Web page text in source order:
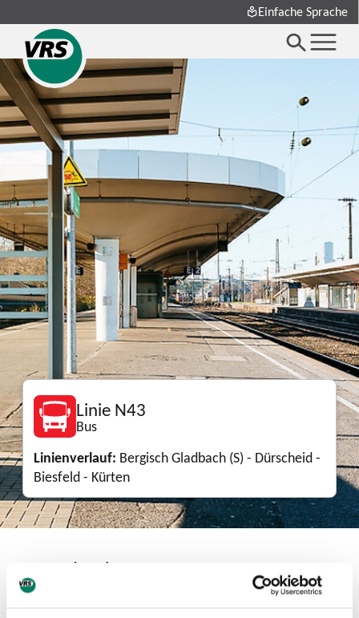
Einfache Sprache
Linie N43
Bus
Linienverlauf: Bergisch Gladbach (S) - Dürscheid -
Biesfeld - Kürten
Download